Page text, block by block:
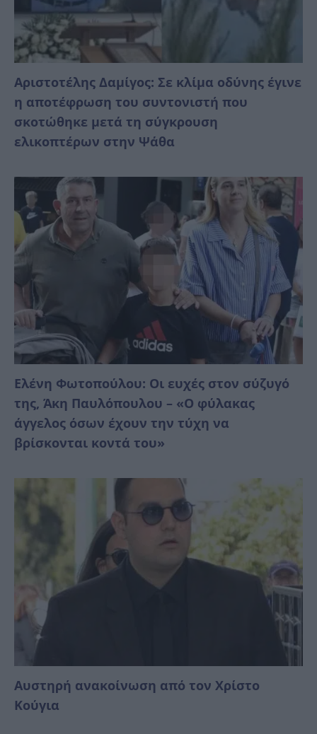
Αριστοτέλης Δαμίγος: Σε κλίμα οδύνης έγινε
η αποτέφρωση του συντονιστή που
σκοτώθηκε μετά τη σύγκρουση
ελικοπτέρων στην Ψάθα
Ελένη Φωτοπούλου: Οι ευχές στον σύζυγό
της, Άκη Παυλόπουλου – «Ο φύλακας
άγγελος όσων έχουν την τύχη να
βρίσκονται κοντά του»
Αυστηρή ανακοίνωση από τον Χρίστο
Κούγια